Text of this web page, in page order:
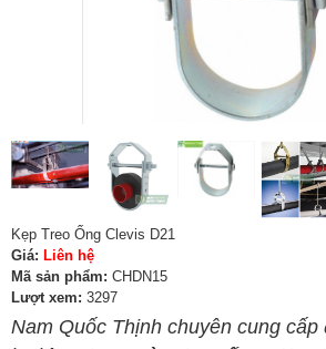
Kẹp Treo Ống Clevis D21
Giá: Liên hệ
Mã sản phẩm: CHDN15
Lượt xem: 3297
Nam Quốc Thịnh chuyên cung cấp